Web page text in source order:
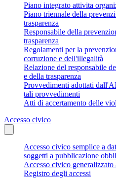
Piano integrato attivita
Piano triennale della
trasparenza
Responsabile della
trasparenza
Regolamenti per la
corruzione e dell'illegalità
Relazione del responsabile
e della trasparenza
Provvedimenti adottati
tali provvedimenti
Atti di accertamento delle
Accesso civico
Accesso civico semplice a
soggetti a pubblicazione
Accesso civico
Registro degli accessi